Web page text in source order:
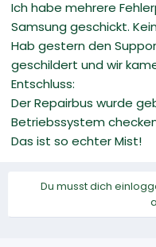
Ich habe mehrere
Samsung geschickt.
Hab gestern den
geschildert und wir
Entschluss:
Der Repairbus wurde
Betriebssystem
Das ist so echter Mist!
Du musst dich